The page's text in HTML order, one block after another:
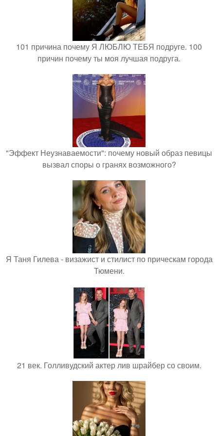
101 причина почему Я ЛЮБЛЮ ТЕБЯ подруге. 100
причин почему ты моя лучшая подруга.
"Эффект Неузнаваемости": почему новый образ певицы
вызвал споры о гранях возможного?
Я Таня Гилева - визажист и стилист по прическам города
Тюмени.
21 век. Голливудский актер лив шрайбер со своим.